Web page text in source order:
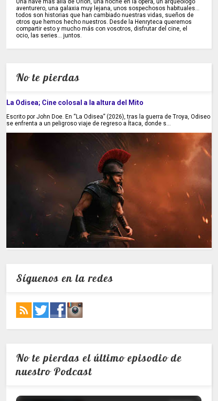
aventurero, una galaxia muy lejana, unos sospechosos habituales...
todos son historias que han cambiado nuestras vidas, sueños de
otros que hemos hecho nuestros. Desde la Henryteca queremos
compartir esto y mucho más con vosotros, disfrutar del cine, el
ocio, las series... juntos.
No te pierdas
La Odisea; Cine colosal a la altura del Mito
Escrito por John Doe. En “La Odisea” (2026), tras la guerra de Troya, Odiseo
se enfrenta a un peligroso viaje de regreso a Ítaca, donde s...
Síguenos en la redes
No te pierdas el último episodio de
nuestro Podcast